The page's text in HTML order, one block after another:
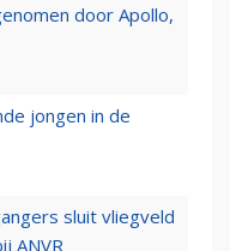
door Apollo,
jongen in de
sluit vliegveld
ANVR